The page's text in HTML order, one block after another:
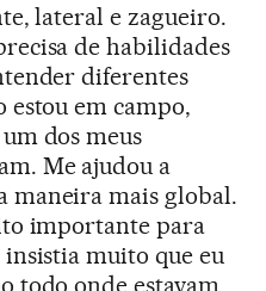
lateral e zagueiro.
de habilidades
diferentes
estou em campo,
dos meus
Me ajudou a
maneira mais global.
importante para
muito que eu
todo onde estavam